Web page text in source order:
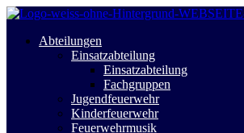
Abteilungen
Einsatzabteilung
Einsatzabteilung
Fachgruppen
Jugendfeuerwehr
Kinderfeuerwehr
Feuerwehrmusik